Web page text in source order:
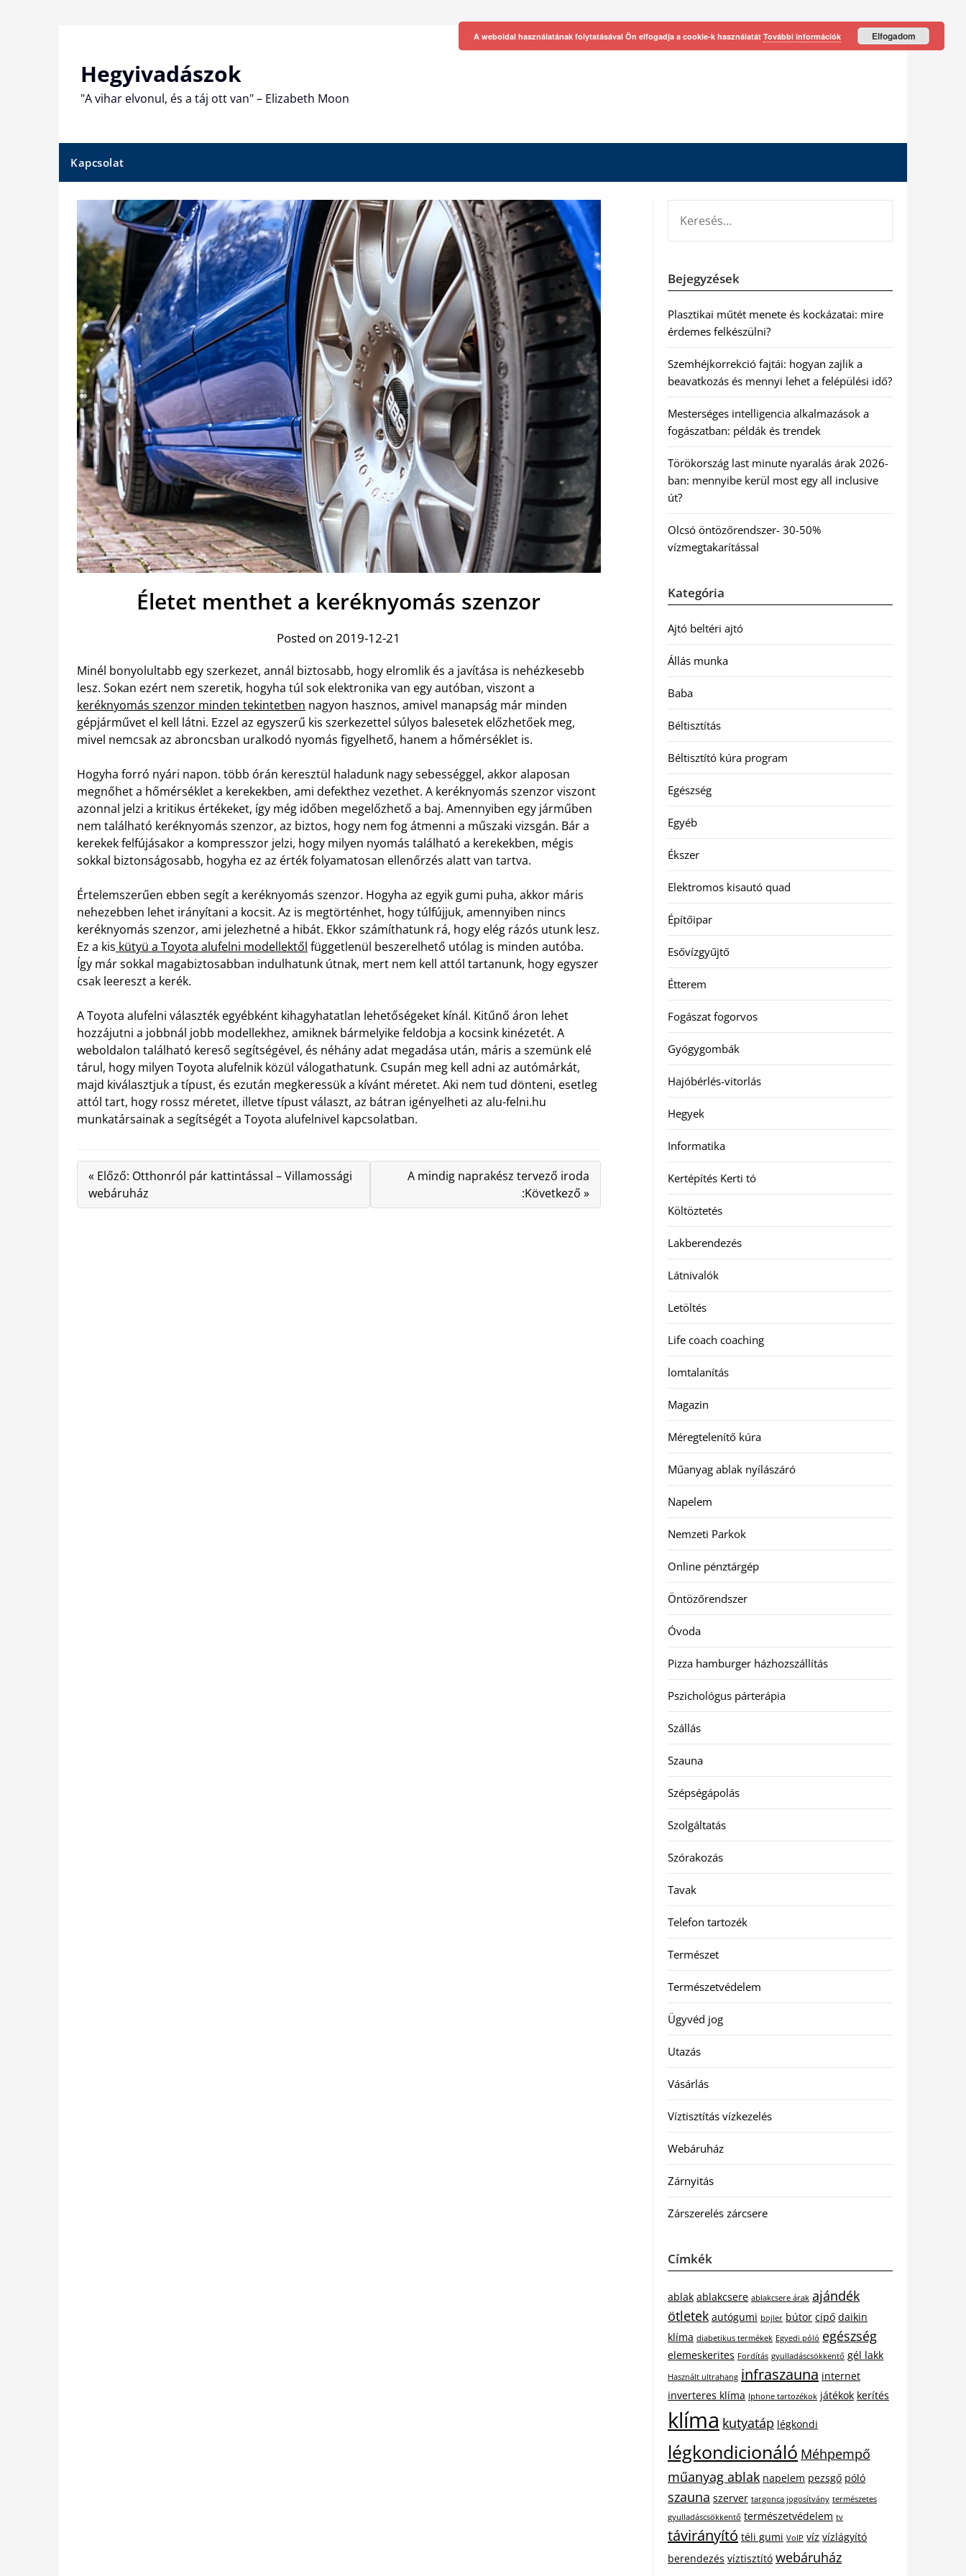
Hegyivadászok
"A vihar elvonul, és a táj ott van" – Elizabeth Moon
Kapcsolat
Életet menthet a keréknyomás szenzor
Posted on 2019-12-21
Minél bonyolultabb egy szerkezet, annál biztosabb, hogy elromlik és a javítása is nehézkesebb
lesz. Sokan ezért nem szeretik, hogyha túl sok elektronika van egy autóban, viszont a
keréknyomás szenzor minden tekintetben nagyon hasznos, amivel manapság már minden
gépjárművet el kell látni. Ezzel az egyszerű kis szerkezettel súlyos balesetek előzhetőek meg,
mivel nemcsak az abroncsban uralkodó nyomás figyelhető, hanem a hőmérséklet is.
Hogyha forró nyári napon. több órán keresztül haladunk nagy sebességgel, akkor alaposan
megnőhet a hőmérséklet a kerekekben, ami defekthez vezethet. A keréknyomás szenzor viszont
azonnal jelzi a kritikus értékeket, így még időben megelőzhető a baj. Amennyiben egy járműben
nem található keréknyomás szenzor, az biztos, hogy nem fog átmenni a műszaki vizsgán. Bár a
kerekek felfújásakor a kompresszor jelzi, hogy milyen nyomás található a kerekekben, mégis
sokkal biztonságosabb, hogyha ez az érték folyamatosan ellenőrzés alatt van tartva.
Értelemszerűen ebben segít a keréknyomás szenzor. Hogyha az egyik gumi puha, akkor máris
nehezebben lehet irányítani a kocsit. Az is megtörténhet, hogy túlfújjuk, amennyiben nincs
keréknyomás szenzor, ami jelezhetné a hibát. Ekkor számíthatunk rá, hogy elég rázós utunk lesz.
Ez a kis kütyü a Toyota alufelni modellektől függetlenül beszerelhető utólag is minden autóba.
Így már sokkal magabiztosabban indulhatunk útnak, mert nem kell attól tartanunk, hogy egyszer
csak leereszt a kerék.
A Toyota alufelni választék egyébként kihagyhatatlan lehetőségeket kínál. Kitűnő áron lehet
hozzájutni a jobbnál jobb modellekhez, amiknek bármelyike feldobja a kocsink kinézetét. A
weboldalon található kereső segítségével, és néhány adat megadása után, máris a szemünk elé
tárul, hogy milyen Toyota alufelnik közül válogathatunk. Csupán meg kell adni az autómárkát,
majd kiválasztjuk a típust, és ezután megkeressük a kívánt méretet. Aki nem tud dönteni, esetleg
attól tart, hogy rossz méretet, illetve típust választ, az bátran igényelheti az alu-felni.hu
munkatársainak a segítségét a Toyota alufelnivel kapcsolatban.
« Előző: Otthonról pár kattintással – Villamossági
webáruház
A mindig naprakész tervező iroda
:Következő »
Bejegyzések
Plasztikai műtét menete és kockázatai: mire
érdemes felkészülni?
Szemhéjkorrekció fajtái: hogyan zajlik a
beavatkozás és mennyi lehet a felépülési idő?
Mesterséges intelligencia alkalmazások a
fogászatban: példák és trendek
Törökország last minute nyaralás árak 2026-
ban: mennyibe kerül most egy all inclusive
út?
Olcsó öntözőrendszer- 30-50%
vízmegtakarítással
Kategória
Ajtó beltéri ajtó
Állás munka
Baba
Béltisztítás
Béltisztító kúra program
Egészség
Egyéb
Ékszer
Elektromos kisautó quad
Építőipar
Esővízgyűjtő
Étterem
Fogászat fogorvos
Gyógygombák
Hajóbérlés-vitorlás
Hegyek
Informatika
Kertépítés Kerti tó
Költöztetés
Lakberendezés
Látnivalók
Letöltés
Life coach coaching
lomtalanítás
Magazin
Méregtelenítő kúra
Műanyag ablak nyílászáró
Napelem
Nemzeti Parkok
Online pénztárgép
Öntözőrendszer
Óvoda
Pizza hamburger házhozszállítás
Pszichológus párterápia
Szállás
Szauna
Szépségápolás
Szolgáltatás
Szórakozás
Tavak
Telefon tartozék
Természet
Természetvédelem
Ügyvéd jog
Utazás
Vásárlás
Víztisztítás vízkezelés
Webáruház
Zárnyitás
Zárszerelés zárcsere
Címkék
ablak ablakcsere ablakcsere árak ajándék
ötletek autógumi bojler bútor cipő daikin
klíma diabetikus termékek Egyedi póló egészség
elemeskerites Fordítás gyulladáscsökkentő gél lakk
Használt ultrahang infraszauna internet
inverteres klíma Iphone tartozékok játékok kerítés
klíma kutyatáp légkondi
légkondicionáló Méhpempő
műanyag ablak napelem pezsgő póló
szauna szerver targonca jogosítvány természetes
gyulladáscsökkentő természetvédelem tv
távirányító téli gumi VoIP víz vízlágyító
berendezés víztisztító webáruház
A weboldal használatának folytatásával Ön elfogadja a cookie-k használatát További információk Elfogadom